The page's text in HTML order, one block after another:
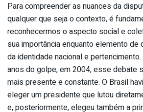
Para compreender as nuances da
qualquer que seja o contexto, é
reconhecermos o aspecto social e
sua importância enquanto elemento de
da identidade nacional e
anos do golpe, em 2004, esse debate
mais presente e constante. O Brasil
eleger um presidente que lutou
e, posteriormente, elegeu também a